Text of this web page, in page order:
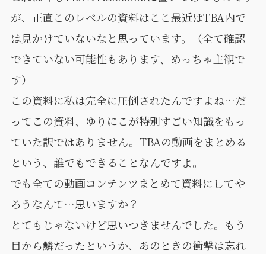
が、正直このレベルの資料はここ最近はTBA内で
は見かけていないなと思っています。（全て確認
できていない可能性もあります、めっちゃ主観で
す）
この資料に私は完全に圧倒されたんですよね…だ
ってこの資料、ゆりにこが特別すごい知識をもっ
ていた訳ではありません。TBAの動画をまとめる
という、誰でもできることなんですよ。
でも全ての動画コンテンツまとめて資料にしてや
ろうなんて…思いますか？
とてもじゃないけど思いつきませんでした。もう
目から鱗だったというか、あのときの衝撃は忘れ